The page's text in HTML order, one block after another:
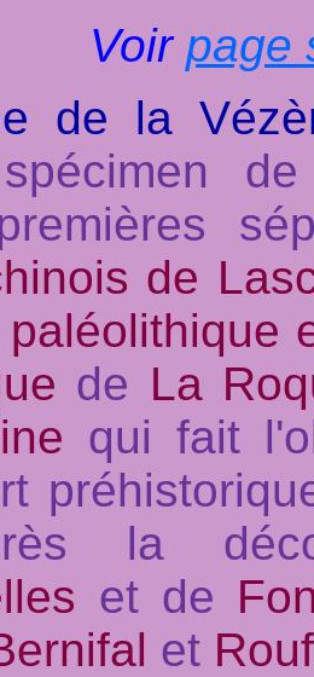
Voir page
de la
spécimen
de
paléolithique
de La
qui fait
la
et de
et